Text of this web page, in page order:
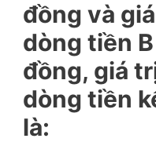
đồng và
dòng tiền
đồng, giá
dòng tiền
là: